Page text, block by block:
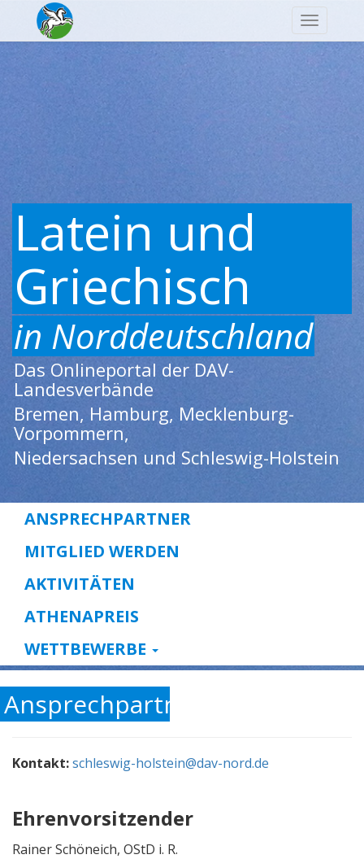
Latein und
Griechisch
in Norddeutschland
Das Onlineportal der DAV-
Landesverbände
Bremen, Hamburg, Mecklenburg-
Vorpommern,
Niedersachsen und Schleswig-Holstein
ANSPRECHPARTNER
MITGLIED WERDEN
AKTIVITÄTEN
ATHENAPREIS
WETTBEWERBE
Ansprechpartner
Kontakt:schleswig-holstein@dav-nord.de
Ehrenvorsitzender
Rainer Schöneich, OStD i. R.